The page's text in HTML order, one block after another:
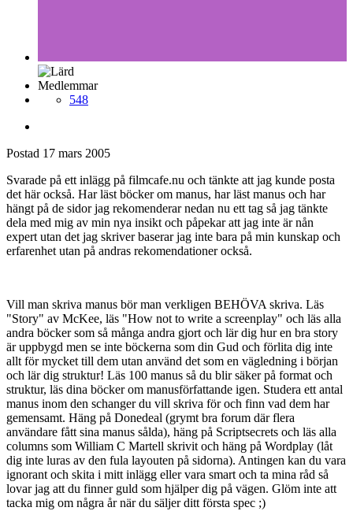
Medlemmar
548
Postad 17 mars 2005
Svarade på ett inlägg på filmcafe.nu och tänkte att jag kunde posta
det här också. Har läst böcker om manus, har läst manus och har
hängt på de sidor jag rekomenderar nedan nu ett tag så jag tänkte
dela med mig av min nya insikt och påpekar att jag inte är nån
expert utan det jag skriver baserar jag inte bara på min kunskap och
erfarenhet utan på andras rekomendationer också.
Vill man skriva manus bör man verkligen BEHÖVA skriva. Läs
"Story" av McKee, läs "How not to write a screenplay" och läs alla
andra böcker som så många andra gjort och lär dig hur en bra story
är uppbygd men se inte böckerna som din Gud och förlita dig inte
allt för mycket till dem utan använd det som en vägledning i början
och lär dig struktur! Läs 100 manus så du blir säker på format och
struktur, läs dina böcker om manusförfattande igen. Studera ett antal
manus inom den schanger du vill skriva för och finn vad dem har
gemensamt. Häng på Donedeal (grymt bra forum där flera
användare fått sina manus sålda), häng på Scriptsecrets och läs alla
columns som William C Martell skrivit och häng på Wordplay (låt
dig inte luras av den fula layouten på sidorna). Antingen kan du vara
ignorant och skita i mitt inlägg eller vara smart och ta mina råd så
lovar jag att du finner guld som hjälper dig på vägen. Glöm inte att
tacka mig om några år när du säljer ditt första spec ;)